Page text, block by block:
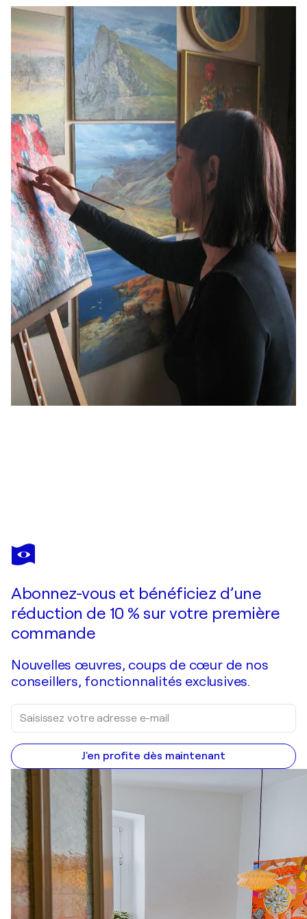
LANA KOROLIEVSKAIA
Time Is Fleeting
Abonnez-vous et bénéficiez d’une
réduction de 10 % sur votre première
commande
Nouvelles œuvres, coups de cœur de nos
conseillers, fonctionnalités exclusives.
J'en profite dès maintenant